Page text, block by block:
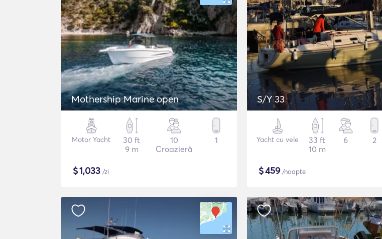
Mothership Marine open
Motor Yacht
30 ft
9 m
10
Croazieră
1
$1,033 /zi
S/Y 33
Yacht cu vele
33 ft
10 m
6 2
$459/noapte